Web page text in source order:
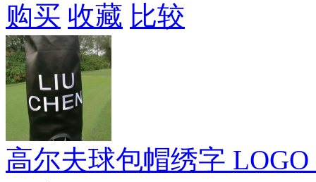
购买 收藏 比较
高尔夫球包帽绣字